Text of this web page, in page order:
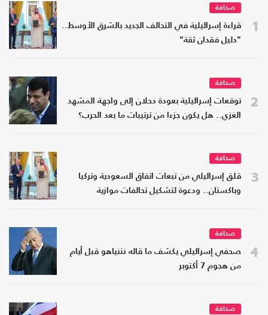
1
صحافة
قراءة إسرائيلية في التحالف الجديد بالشرق الأوسط..
"دليل فقدان ثقة"
2
صحافة
توقعات إسرائيلية بعودة دحلان إلى واجهة المشهد
الغزي.. هل يكون جزءا من ترتيبات ما بعد الحرب؟
3
صحافة
قلق إسرائيلي من تبعات اتفاق السعودية وتركيا
وباكستان.. ودعوة لتشكيل تحالفات موازية
4
صحافة
صحفي إسرائيلي يكشف ما قاله نتنياهو قبل أيام
من هجوم 7 أكتوبر
صحافة